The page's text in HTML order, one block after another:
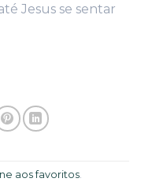
Jesus se sentar
aos favoritos